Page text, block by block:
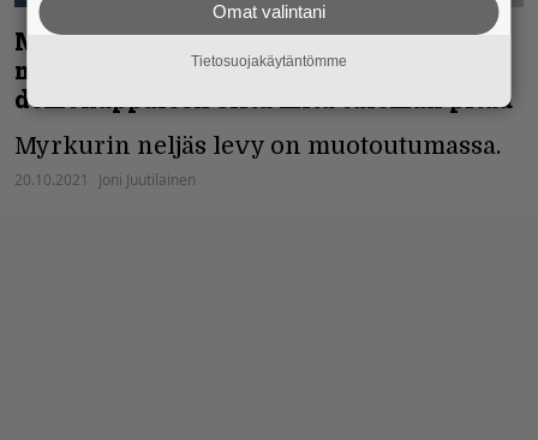
Myrkur on kirjoittamassa uutta
musiikkia – Amalie Bruun jakoi
demokappaleen siitä mitä tuleman pitää
Myrkurin neljäs levy on muotoutumassa.
20.10.2021 Joni Juutilainen
Omat valintani
Tietosuojakäytäntömme